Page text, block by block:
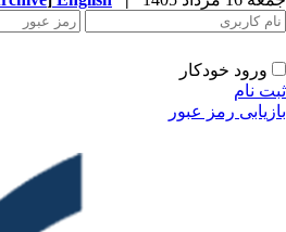
عبور